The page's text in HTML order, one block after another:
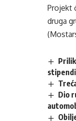
Projekt
druga
Dio